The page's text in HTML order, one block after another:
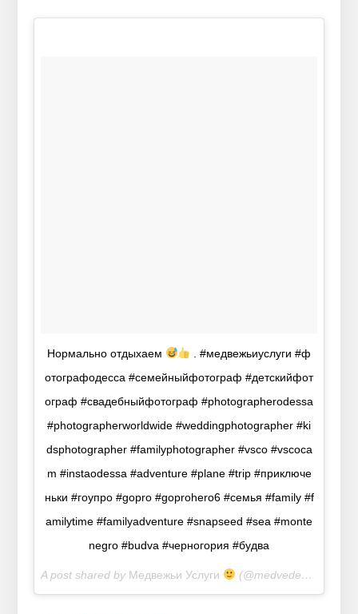
Нормально отдыхаем
. #медвежьиуслуги #ф
отографодесса #семейныйфотограф #детскийфот
ограф #свадебныйфотограф #photographerodessa
#photographerworldwide #weddingphotographer #ki
dsphotographer #familyphotographer #vsco #vscoca
m #instaodessa #adventure #plane #trip #приключе
ньки #гоупро #gopro #goprohero6 #семья #family #f
amilytime #familyadventure #snapseed #sea #monte
negro #budva #черногория #будва
A post shared by Медвежьи Услуги (@medvedenko_aleksandr) on